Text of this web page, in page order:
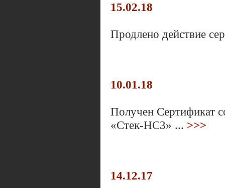
15.02.18
Продлено действие
10.01.18
Получен Сертификат
«Стек-НС3» ... >>>
14.12.17